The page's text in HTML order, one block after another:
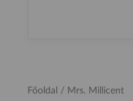
Főoldal / Mrs. Millicent